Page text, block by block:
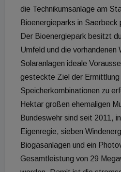
die Technikumsanlage am
Bioenergieparks in Saerbeck
Der Bioenergiepark besitzt
Umfeld und die vorhandenen
Solaranlagen ideale
gesteckte Ziel der Ermittlung
Speicherkombinationen zu
Hektar großen ehemaligen
Bundeswehr sind seit 2011,
Eigenregie, sieben
Biogasanlagen und ein
Gesamtleistung von 29